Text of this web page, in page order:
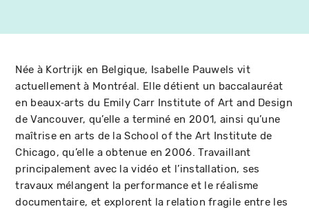
Née à Kortrijk en Belgique, Isabelle Pauwels vit
actuellement à Montréal. Elle détient un baccalauréat
en beaux‑arts du Emily Carr Institute of Art and Design
de Vancouver, qu’elle a terminé en 2001, ainsi qu’une
maîtrise en arts de la School of the Art Institute de
Chicago, qu’elle a obtenue en 2006. Travaillant
principalement avec la vidéo et l’installation, ses
travaux mélangent la performance et le réalisme
documentaire, et explorent la relation fragile entre les